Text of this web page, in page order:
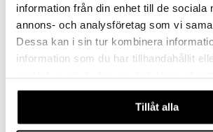
information från din enhet till de sociala
annons- och analysföretag som vi
Dessa kan i sin tur kombinera
information som du har tillhandahållit
våra cookies vid fortsatt användande
Tillåt alla
ORREFORS
499 kr
ORREFORS
fr.1249